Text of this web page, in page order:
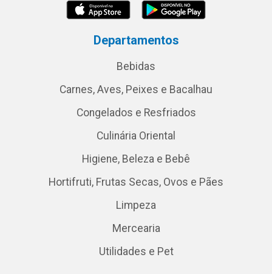
Departamentos
Bebidas
Carnes, Aves, Peixes e Bacalhau
Congelados e Resfriados
Culinária Oriental
Higiene, Beleza e Bebê
Hortifruti, Frutas Secas, Ovos e Pães
Limpeza
Mercearia
Utilidades e Pet